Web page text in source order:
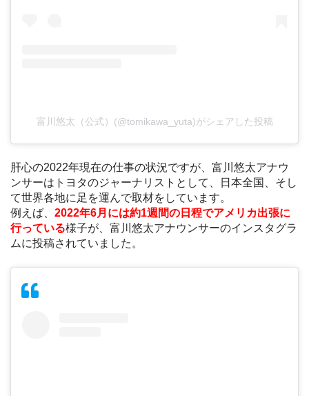
富川悠太（公式）(@tomikawa_yuta)がシェアした投稿
肝心の2022年現在の仕事の状況ですが、富川悠太アナウ
ンサーはトヨタのジャーナリストとして、日本全国、そし
て世界各地に足を運んで取材をしています。
例えば、 2022年6月には約1週間の日程でアメリカ出張に
行っている様子が、富川悠太アナウンサーのインスタグラ
ムに投稿されていました。